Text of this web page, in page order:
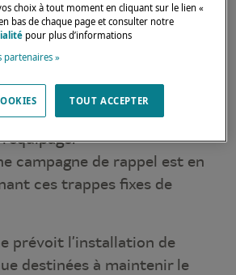
GOIOT, composées d’un
collé sur un cadre en
sur chaque coque.
du bateau, le verre de
brisé, permettant ainsi
campagne de rappel est en
ces trappes fixes de
prévoit l’installation de
destinées à maintenir le
choix à tout moment en cliquant sur le lien «
bas de chaque page et consulter notre
pour plus d’informations
partenaires »
TOUT ACCEPTER